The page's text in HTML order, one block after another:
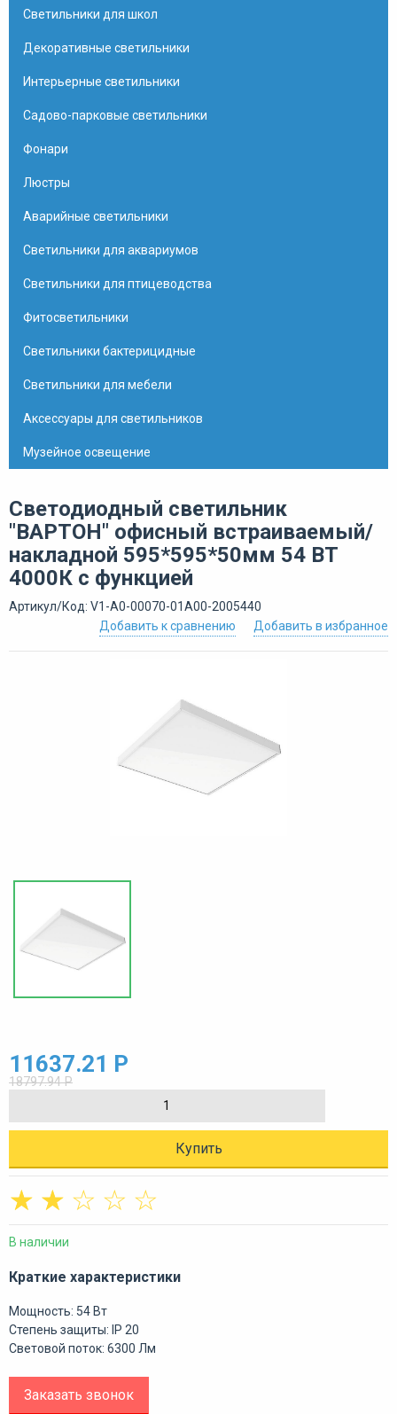
Светильники для школ
Декоративные светильники
Интерьерные светильники
Садово-парковые светильники
Фонари
Люстры
Аварийные светильники
Светильники для аквариумов
Светильники для птицеводства
Фитосветильники
Светильники бактерицидные
Светильники для мебели
Аксессуары для светильников
Музейное освещение
Светодиодный светильник
"ВАРТОН" офисный встраиваемый/
накладной 595*595*50мм 54 ВТ
4000К с функцией
Артикул/Код: V1-A0-00070-01A00-2005440
Добавить в избранное
Добавить к сравнению
11637.21 Р
18797.94 Р
Купить
☆
☆
☆
☆
☆
В наличии
Краткие характеристики
Мощность: 54 Вт
Степень защиты: IP 20
Световой поток: 6300 Лм
Заказать звонок